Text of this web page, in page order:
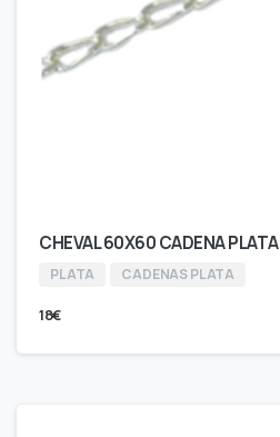
CHEVAL 60X60 CADENA PLATA
PLATA CADENAS PLATA
18€